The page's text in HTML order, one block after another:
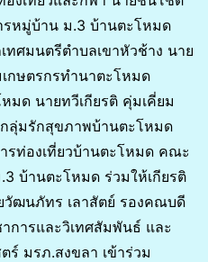
หมู่บ้าน ม.3 บ้านตะโหมด
ทศมนตรีตำบลเขาหัวช้าง นาย
กษตรกรทำนาตะโหมด
มด นายทวีเกียรติ คุ่มเคี่ยม
ลุ่มรักสุขภาพบ้านตะโหมด
รท่องเที่ยวบ้านตะโหมด คณะ
บ้านตะโหมด ร่วมให้เกียรติ
วัฒนภัทร เลาสัตย์ รองคณบดี
การและวิเทศสัมพันธ์ และ
มรภ.สงขลา เข้าร่วม